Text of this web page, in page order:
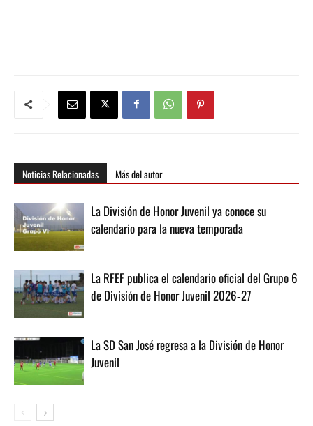
Noticias Relacionadas Más del autor
La División de Honor Juvenil ya conoce su
calendario para la nueva temporada
La RFEF publica el calendario oficial del Grupo 6
de División de Honor Juvenil 2026‑27
La SD San José regresa a la División de Honor
Juvenil